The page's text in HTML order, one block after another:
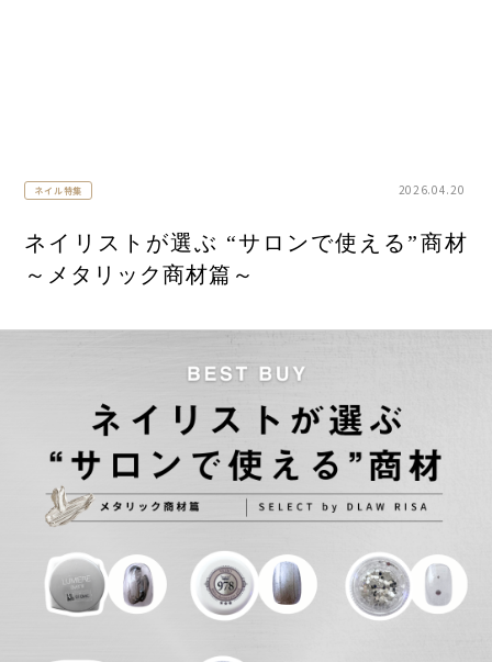
ネイル特集 2026.04.20
ネイリストが選ぶ “サロンで使える”商材
～メタリック商材篇～